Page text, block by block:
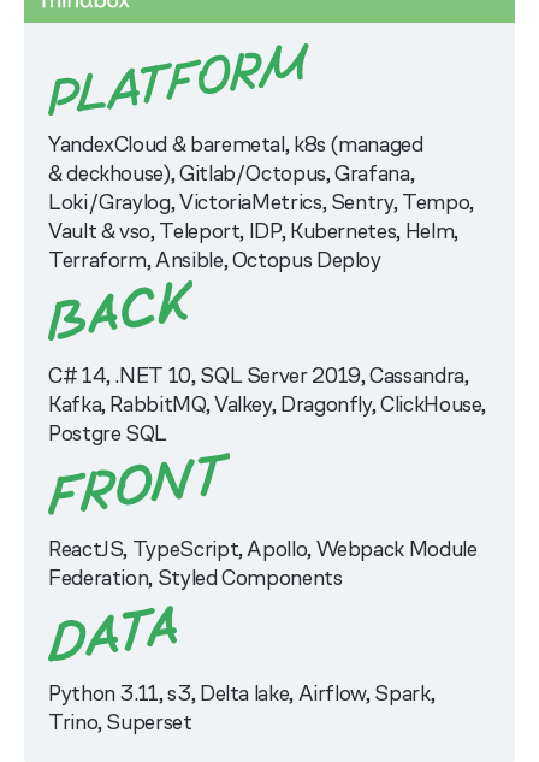
YandexCloud & baremetal, k8s (managed
& deckhouse), Gitlab/Octopus, Grafana,
Loki/Graylog, VictoriaMetrics, Sentry, Tempo,
Vault & vso, Teleport, IDP, Kubernetes, Helm,
Terraform, Ansible, Octopus Deploy
С# 14, .NET 10, SQL Server 2019, Cassandra,
Kafka, RabbitMQ, Valkey, Dragonfly, ClickHouse,
Postgre SQL
ReactJS, TypeScript, Apollo, Webpack Module
Federation, Styled Components
Python 3.11, s3, Delta lake, Airflow, Spark,
Trino, Superset